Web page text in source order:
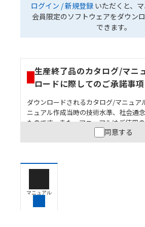
ログイン / 新規登録 いただくと、
会員限定のソフトウェアをダウン
できます。
生産終了品のカタログ/マニ
ロードに際してのご承諾事項
ダウンロードされるカタログ/マニュア
ニュアル作成当時の技術水準、社会通
ものです。また、マニュアルはご使用
ので、ご使用にあたっての安全性につ
ください。以下の内容をご承諾の上、
うな用途に使用される場合には、シ
保できるよう設計されていること、
ていることを、必ず事前に確認して
同意する
マニュアル